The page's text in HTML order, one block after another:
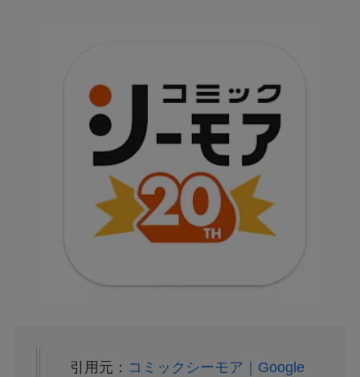
引用元： コミックシーモア｜Google